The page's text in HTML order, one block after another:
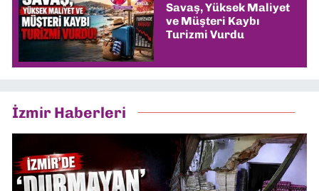
Savaş, Yüksek Maliyet
ve Müşteri Kaybı
Turizmi Vurdu
İzmir Haberleri